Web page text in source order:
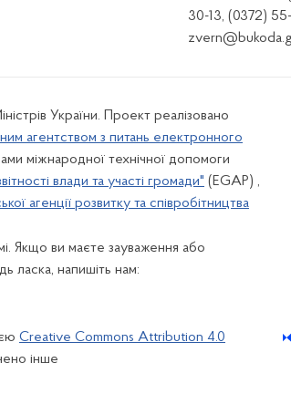
30-13, (0372)
України. Проект реалізовано
агентством з питань електронного
міжнародної технічної допомоги
влади та участі громади" (EGAP) ,
агенції розвитку та співробітництва
Якщо ви маєте зауваження або
ласка, напишіть нам:
Creative Commons Attribution 4.0
інше